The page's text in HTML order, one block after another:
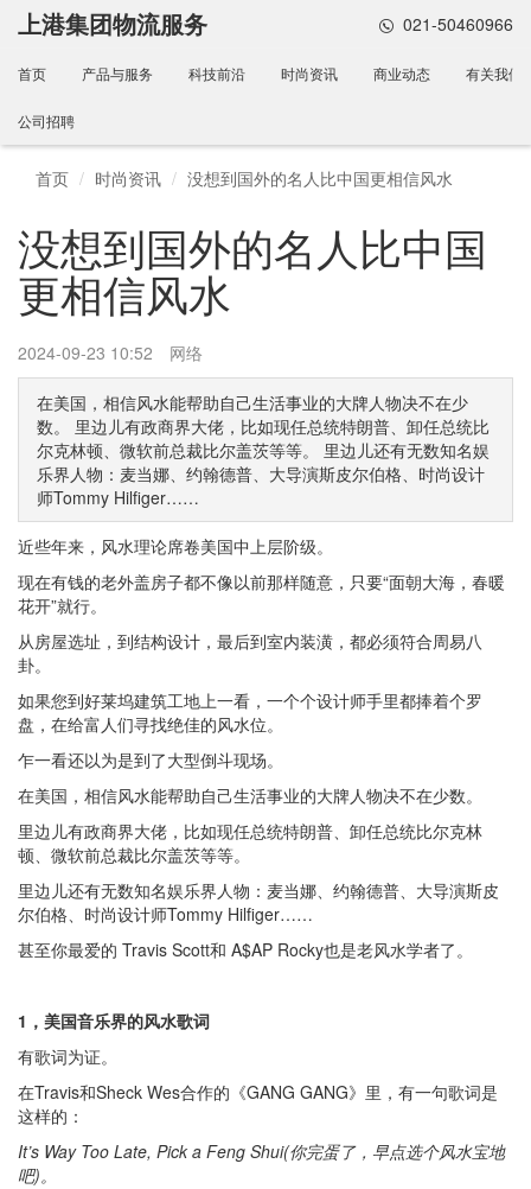
上港集团物流服务 021-50460966
首页 产品与服务 科技前沿 时尚资讯 商业动态 有关我们
公司招聘
首页 时尚资讯 没想到国外的名人比中国更相信风水
没想到国外的名人比中国
更相信风水
2024-09-23 10:52 网络
在美国，相信风水能帮助自己生活事业的大牌人物决不在少
数。 里边儿有政商界大佬，比如现任总统特朗普、卸任总统比
尔克林顿、微软前总裁比尔盖茨等等。 里边儿还有无数知名娱
乐界人物：麦当娜、约翰德普、大导演斯皮尔伯格、时尚设计
师Tommy Hilfiger……
近些年来，风水理论席卷美国中上层阶级。
现在有钱的老外盖房子都不像以前那样随意，只要“面朝大海，春暖
花开”就行。
从房屋选址，到结构设计，最后到室内装潢，都必须符合周易八
卦。
如果您到好莱坞建筑工地上一看，一个个设计师手里都捧着个罗
盘，在给富人们寻找绝佳的风水位。
乍一看还以为是到了大型倒斗现场。
在美国，相信风水能帮助自己生活事业的大牌人物决不在少数。
里边儿有政商界大佬，比如现任总统特朗普、卸任总统比尔克林
顿、微软前总裁比尔盖茨等等。
里边儿还有无数知名娱乐界人物：麦当娜、约翰德普、大导演斯皮
尔伯格、时尚设计师Tommy Hilfiger……
甚至你最爱的 Travis Scott和 A$AP Rocky也是老风水学者了。
1，美国音乐界的风水歌词
有歌词为证。
在Travis和Sheck Wes合作的《GANG GANG》里，有一句歌词是
这样的：
It’s Way Too Late, Pick a Feng Shui(你完蛋了，早点选个风水宝地
吧)。